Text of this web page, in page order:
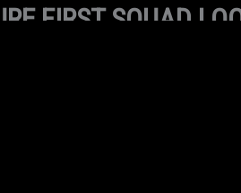
FIRST SQUAD